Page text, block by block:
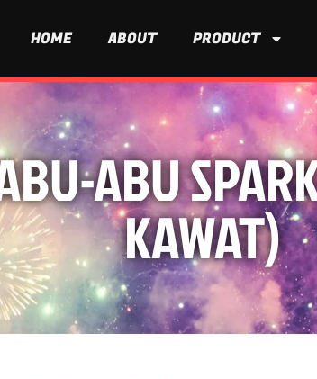
HOME ABOUT PRODUCT
ABU
KAWAT)